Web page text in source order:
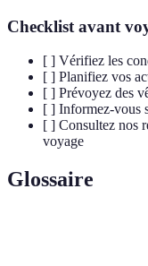
Checklist avant
[ ] Vérifiez les
[ ] Planifiez vos
[ ] Prévoyez des
[ ] Informez-vous
[ ] Consultez nos
voyage
Glossaire